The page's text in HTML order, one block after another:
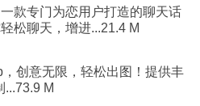
款专门为恋用户打造的聊天话
松聊天，增进...21.4 M
创意无限，轻松出图！提供丰
M